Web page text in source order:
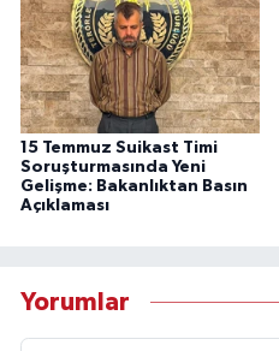
15 Temmuz Suikast Timi
Soruşturmasında Yeni
Gelişme: Bakanlıktan Basın
Açıklaması
Yorumlar